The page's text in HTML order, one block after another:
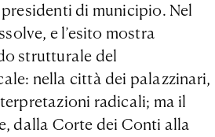
di municipio. Nel
e l’esito mostra
strutturale del
nella città dei palazzinari,
radicali; ma il
dalla Corte dei Conti alla